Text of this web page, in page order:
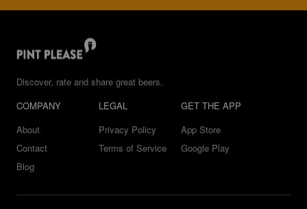
Discover, rate and share great beers.
COMPANY
About
Contact
Blog
LEGAL
Privacy Policy
Terms of Service
GET THE APP
App Store
Google Play